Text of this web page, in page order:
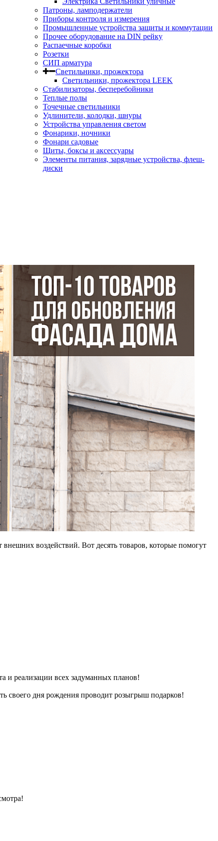
Патроны, ламподержатели
Приборы контроля и измерения
Промышленные устройства защиты и коммутации
Прочее оборудование на DIN рейку
Распаечные коробки
Розетки
СИП арматура
Светильники, прожектора
Светильники, прожектора LEEK
Стабилизаторы, бесперебойники
Теплые полы
Точечные светильники
Удлинители, колодки, шнуры
Устройства управления светом
Фонарики, ночники
Фонари садовые
Щиты, боксы и аксессуары
Элементы питания, зарядные устройства, флеш-
диски
воздействий. Вот десять товаров, которые помогут
и реализации всех задуманных планов!
своего дня рождения проводит розыгрыш подарков!